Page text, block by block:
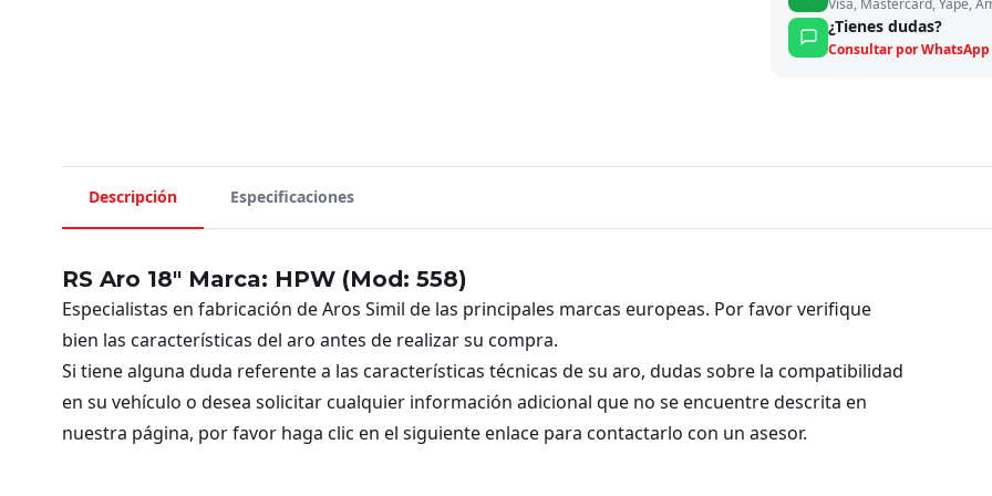
Visa, Mastercard, Yape,
¿Tienes dudas?
Consultar por
Descripción Especificaciones
RS Aro 18″ Marca: HPW (Mod: 558)
Especialistas en fabricación de Aros Simil de las principales marcas europeas. Por favor verifique
bien las características del aro antes de realizar su compra.
Si tiene alguna duda referente a las características técnicas de su aro, dudas sobre la compatibilidad
en su vehículo o desea solicitar cualquier información adicional que no se encuentre descrita en
nuestra página, por favor haga clic en el siguiente enlace para contactarlo con un asesor.